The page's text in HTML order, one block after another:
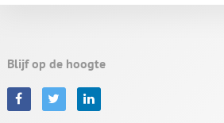
Blijf op de hoogte